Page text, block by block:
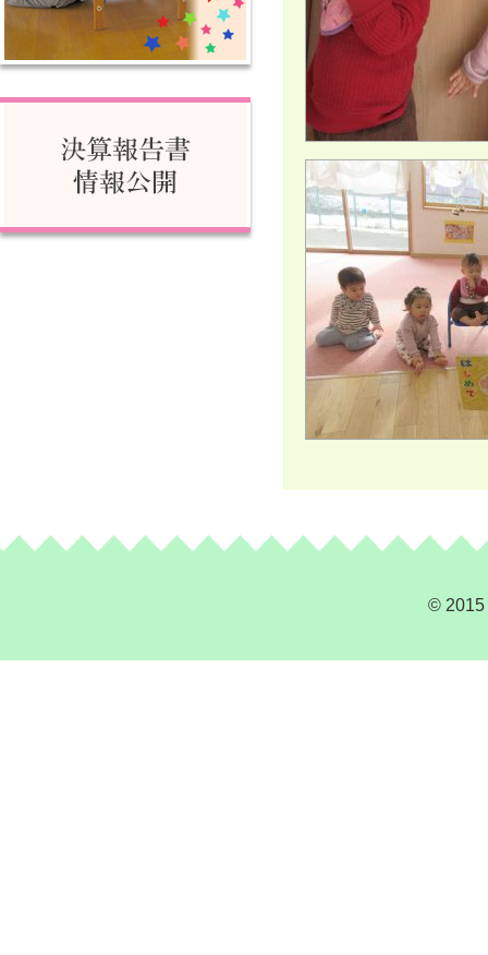
© 2015